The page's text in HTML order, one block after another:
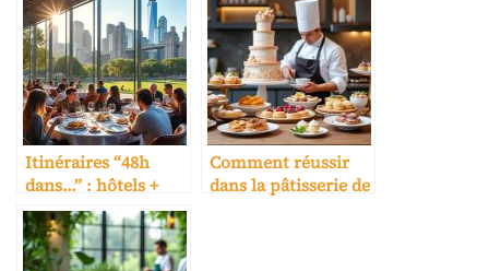
Itinéraires “48h
dans…” : hôtels +
restaurants +
expériences
Comment réussir
dans la pâtisserie de